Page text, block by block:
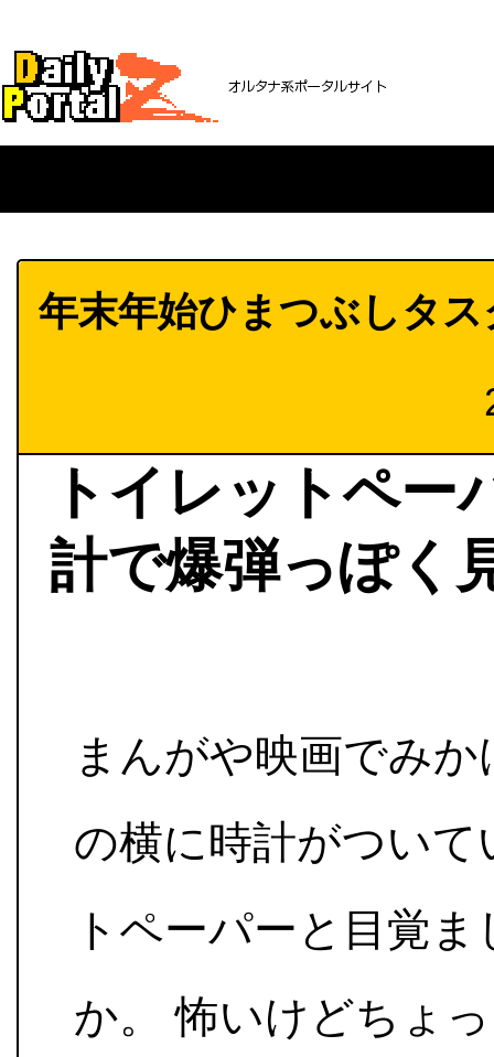
年末年始ひまつぶしタ
トイレットペー
計で爆弾っぽく
まんがや映画でみ
の横に時計がつい
トペーパーと目覚
か。 怖いけどちょ